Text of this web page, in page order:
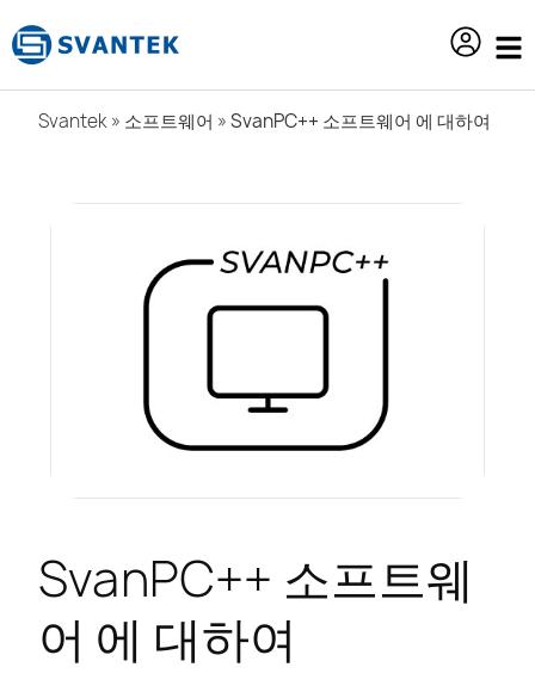
Svantek» 소프트웨어 »SvanPC++ 소프트웨어 에 대하여
SvanPC++ 소프트웨
어 에 대하여